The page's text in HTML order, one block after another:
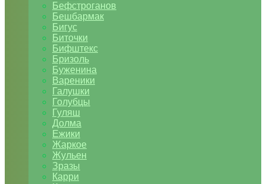
Бефстроганов
Бешбармак
Бигус
Биточки
Бифштекс
Бризоль
Буженина
Вареники
Галушки
Голубцы
Гуляш
Долма
Ежики
Жаркое
Жульен
Зразы
Карри